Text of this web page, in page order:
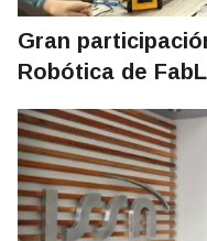
Gran
Robótica de